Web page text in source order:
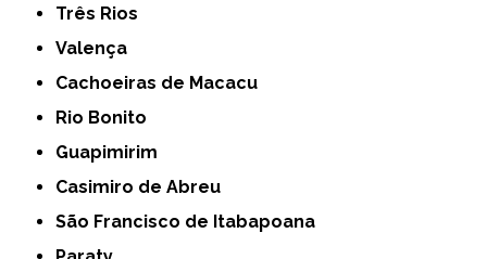
Três Rios
Valença
Cachoeiras de Macacu
Rio Bonito
Guapimirim
Casimiro de Abreu
São Francisco de Itabapoana